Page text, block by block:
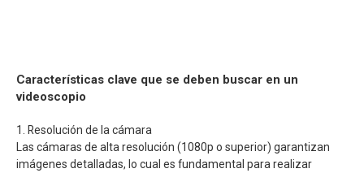
Características clave que se deben buscar en un
videoscopio
1. Resolución de la cámara
Las cámaras de alta resolución (1080p o superior) garantizan
imágenes detalladas, lo cual es fundamental para realizar